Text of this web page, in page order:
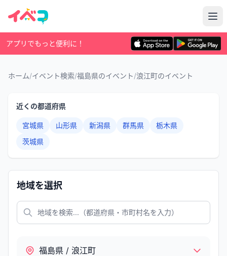
アプリでもっと便利に！
ホーム/イベント検索/福島県のイベント/浪江町のイベント
近くの都道府県
宮城県 山形県 新潟県 群馬県
栃木県
茨城県
地域を選択
福島県 / 浪江町